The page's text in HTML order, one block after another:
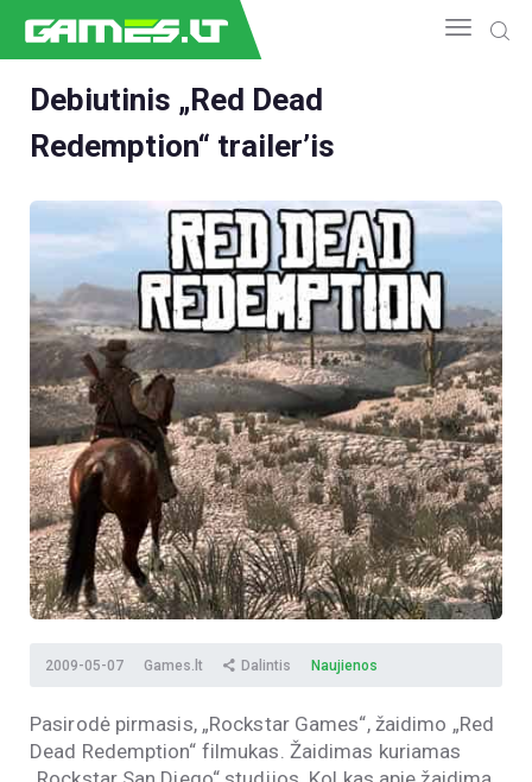
NAUJIENOS
ESPORTAS
GELEŽIS
VIDEO
APŽVALGOS
ŽAIDIMAI
Debiutinis „Red Dead
Redemption“ trailer’is
2009-05-07 Games.lt Dalintis Naujienos
Pasirodė pirmasis, „Rockstar Games“, žaidimo „Red
Dead Redemption“ filmukas. Žaidimas kuriamas